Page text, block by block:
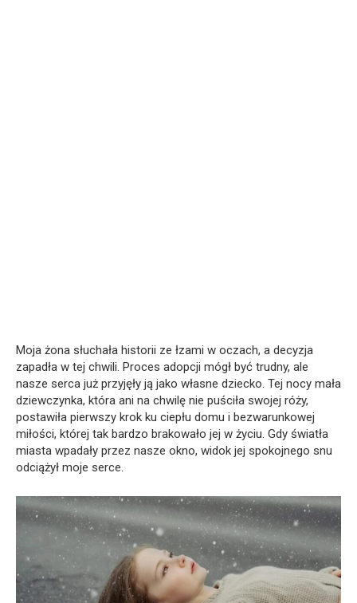
Moja żona słuchała historii ze łzami w oczach, a decyzja
zapadła w tej chwili. Proces adopcji mógł być trudny, ale
nasze serca już przyjęły ją jako własne dziecko. Tej nocy mała
dziewczynka, która ani na chwilę nie puściła swojej róży,
postawiła pierwszy krok ku ciepłu domu i bezwarunkowej
miłości, której tak bardzo brakowało jej w życiu. Gdy światła
miasta wpadały przez nasze okno, widok jej spokojnego snu
odciążył moje serce.